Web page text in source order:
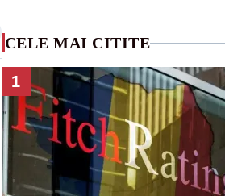
CELE MAI CITITE
1